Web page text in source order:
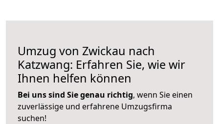
Umzug von Zwickau nach
Katzwang: Erfahren Sie, wie wir
Ihnen helfen können
Bei uns sind Sie genau richtig, wenn Sie einen
zuverlässige und erfahrene Umzugsfirma
suchen!